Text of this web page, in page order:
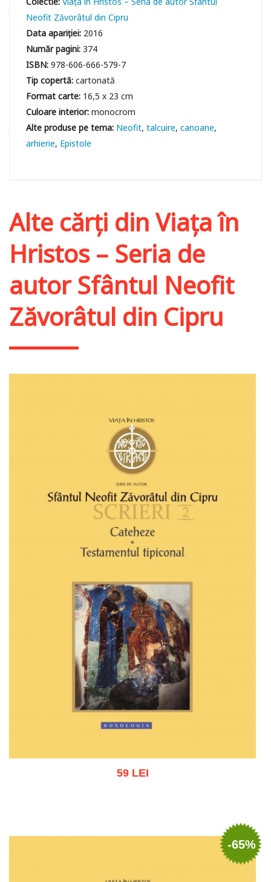
Neofit Zăvorâtul din Cipru
Data apariției: 2016
Număr pagini:374
ISBN:978-606-666-579-7
Tip copertă:cartonată
Format carte: 16,5 x 23 cm
Culoare interior:monocrom
Neofit talcuire canoane
arhierie Epistole
Alte cărți dinViața în
Hristos – Seria de
autor Sfântul Neofit
Zăvorâtul din Cipru
59 LEI
-65%